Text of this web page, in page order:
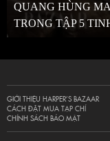
QUANG HÙNG
TRONG TẬP 5
GIỚI THIỆU HARPER’S BAZAAR
CÁCH ĐẶT MUA TẠP CHÍ
CHÍNH SÁCH BẢO MẬT